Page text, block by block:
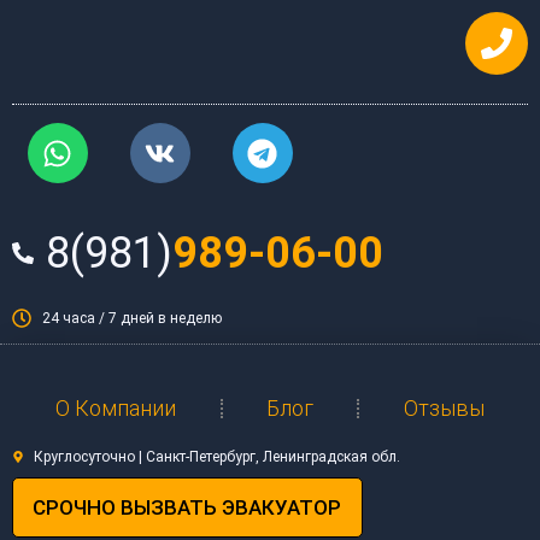
W
h
t
s
p
p
V
k
T
e
e
g
m
8(981)989-06-00
24 часа / 7 дней в неделю
О Компании Блог Отзывы
Круглосуточно | Санкт-Петербург, Ленинградская обл.
СРОЧНО ВЫЗВАТЬ ЭВАКУАТОР